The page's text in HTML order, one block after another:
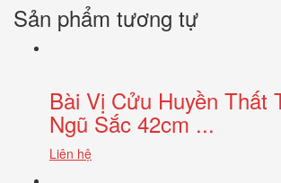
Sản phẩm tương tự
Bài Vị Cửu Huyền Thất
Ngũ Sắc 42cm ...
Liên hệ